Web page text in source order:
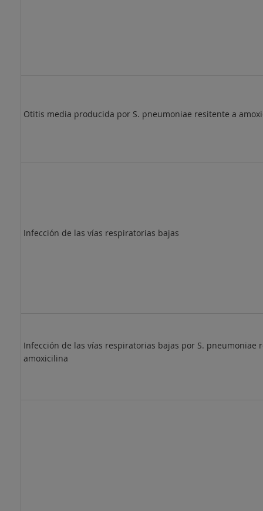
Otitis media producida por S. pneumoniae resitente a
Infección de las vías respiratorias bajas
Infección de las vías respiratorias bajas por S. pneumoniae
amoxicilina